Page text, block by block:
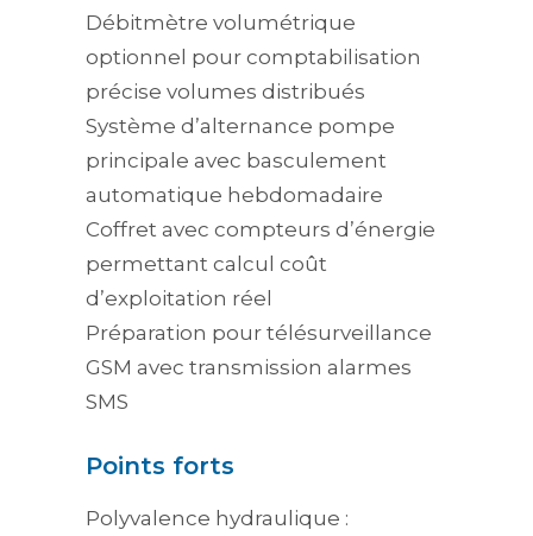
Débitmètre volumétrique
optionnel pour comptabilisation
précise volumes distribués
Système d’alternance pompe
principale avec basculement
automatique hebdomadaire
Coffret avec compteurs d’énergie
permettant calcul coût
d’exploitation réel
Préparation pour télésurveillance
GSM avec transmission alarmes
SMS
Points forts
Polyvalence hydraulique :